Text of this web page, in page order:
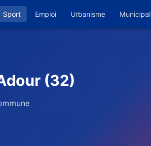
Sport Emploi Urbanisme
(32)